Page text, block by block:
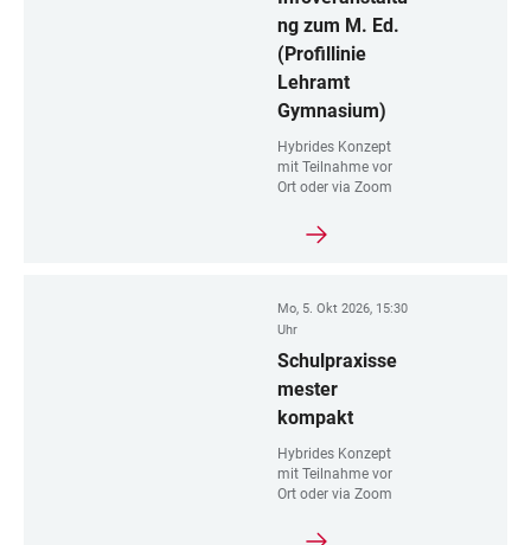
ng zum M. Ed.
(Profillinie
Lehramt
Gymnasium)
Hybrides Konzept
mit Teilnahme vor
Ort oder via Zoom
Mo, 5. Okt 2026, 15:30
Uhr
Schulpraxisse
mester
kompakt
Hybrides Konzept
mit Teilnahme vor
Ort oder via Zoom